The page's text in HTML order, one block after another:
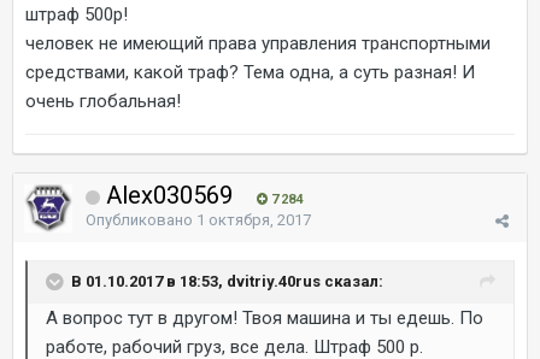
штраф 500р!
человек не имеющий права управления транспортными
средствами, какой траф? Тема одна, а суть разная! И
очень глобальная!
Alex030569 7 284
Опубликовано 1 октября, 2017
В 01.10.2017 в 18:53, dvitriy.40rus сказал:
А вопрос тут в другом! Твоя машина и ты едешь. По
работе, рабочий груз, все дела. Штраф 500 р.